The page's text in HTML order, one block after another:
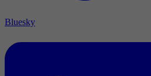
Bluesky